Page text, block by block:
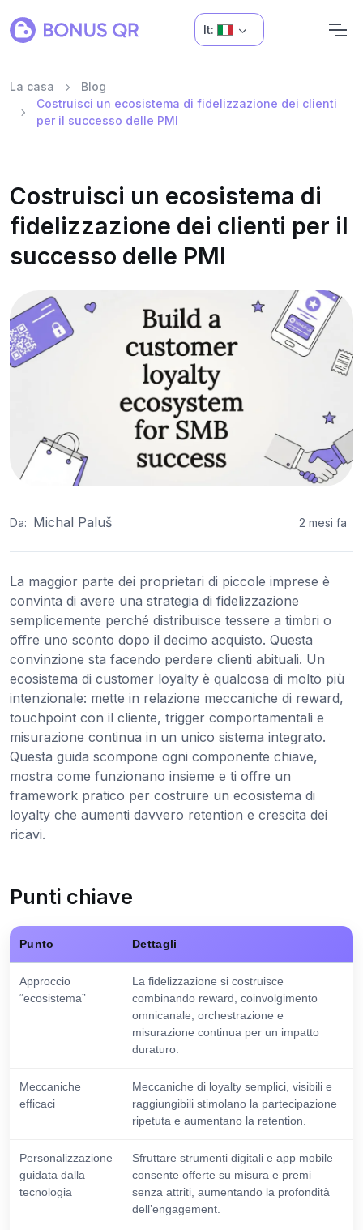
It:
La casa
Blog
Costruisci un ecosistema di fidelizzazione dei clienti
per il successo delle PMI
Costruisci un ecosistema di
fidelizzazione dei clienti per il
successo delle PMI
Da: Michal Paluš 2 mesi fa
La maggior parte dei proprietari di piccole imprese è
convinta di avere una strategia di fidelizzazione
semplicemente perché distribuisce tessere a timbri o
offre uno sconto dopo il decimo acquisto. Questa
convinzione sta facendo perdere clienti abituali. Un
ecosistema di customer loyalty è qualcosa di molto più
intenzionale: mette in relazione meccaniche di reward,
touchpoint con il cliente, trigger comportamentali e
misurazione continua in un unico sistema integrato.
Questa guida scompone ogni componente chiave,
mostra come funzionano insieme e ti offre un
framework pratico per costruire un ecosistema di
loyalty che aumenti davvero retention e crescita dei
ricavi.
Punti chiave
Punto Dettagli
Approccio
“ecosistema”
La fidelizzazione si costruisce
combinando reward, coinvolgimento
omnicanale, orchestrazione e
misurazione continua per un impatto
duraturo.
Meccaniche
efficaci
Meccaniche di loyalty semplici, visibili e
raggiungibili stimolano la partecipazione
ripetuta e aumentano la retention.
Personalizzazione
guidata dalla
tecnologia
Sfruttare strumenti digitali e app mobile
consente offerte su misura e premi
senza attriti, aumentando la profondità
dell’engagement.